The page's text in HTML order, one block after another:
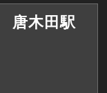
唐木田駅